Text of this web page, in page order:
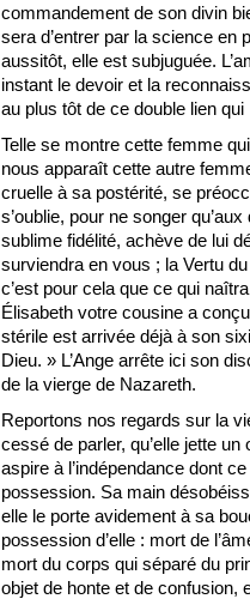
commandement de son divin
sera d’entrer par la science en
aussitôt, elle est subjuguée.
instant le devoir et la
au plus tôt de ce double lien qui
Telle se montre cette femme
nous apparaît cette autre
cruelle à sa postérité, se
s’oublie, pour ne songer
sublime fidélité, achève de lui
surviendra en vous ; la Vertu
c’est pour cela que ce qui
Élisabeth votre cousine a
stérile est arrivée déjà à son
Dieu. » L’Ange arrête ici son
de la vierge de Nazareth.
Reportons nos regards sur la
cessé de parler, qu’elle jette
aspire à l’indépendance dont
possession. Sa main
elle le porte avidement à sa
possession d’elle : mort de
mort du corps qui séparé du
objet de honte et de confusion,